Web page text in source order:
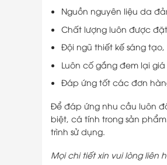
Nguồn nguyên liệu da
Chất lượng luôn được
Đội ngũ thiết kế sáng
Luôn cố gắng đem lại
Đáp ứng tốt các đơn
Để đáp ứng nhu cầu luôn
biệt, cá tính trong sản
trình sử dụng.
Mọi chi tiết xin vui lòng liên